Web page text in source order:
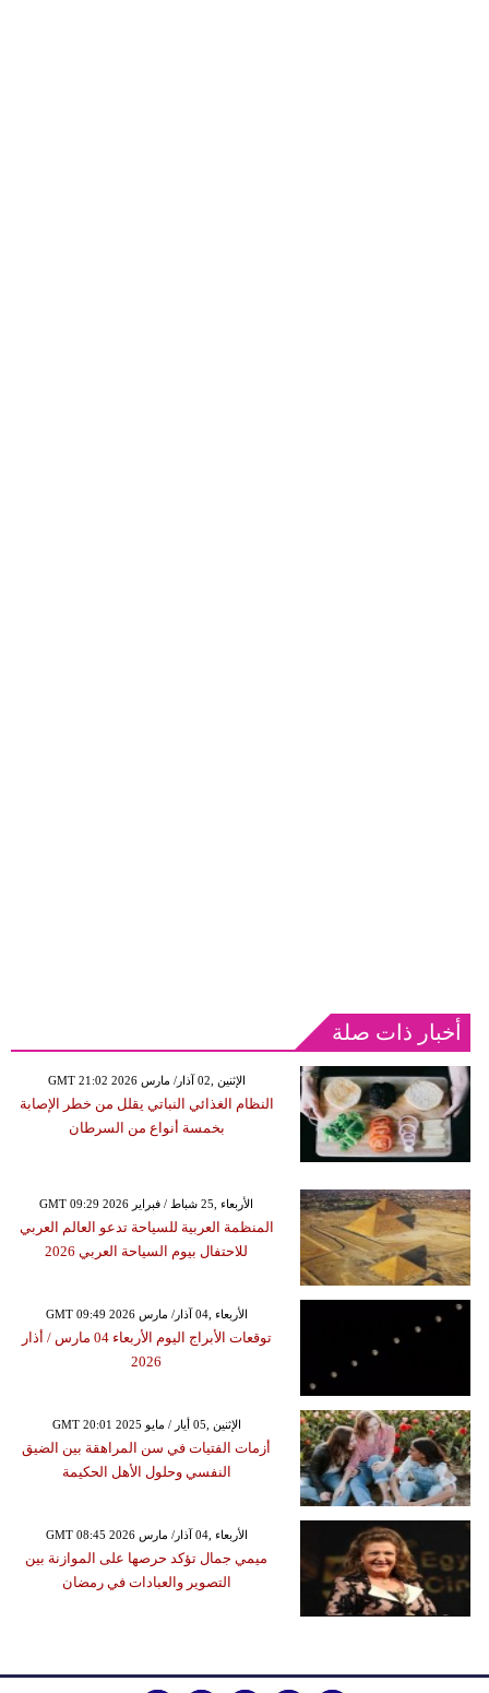
أخبار ذات صلة
GMT 21:02 2026 الإثنين ,02 آذار/ مارس
النظام الغذائي النباتي يقلل من خطر الإصابة
بخمسة أنواع من السرطان
GMT 09:29 2026 الأربعاء ,25 شباط / فبراير
المنظمة العربية للسياحة تدعو العالم العربي
للاحتفال بيوم السياحة العربي 2026
GMT 09:49 2026 الأربعاء ,04 آذار/ مارس
توقعات الأبراج اليوم الأربعاء 04 مارس / أذار
2026
GMT 20:01 2025 الإثنين ,05 أيار / مايو
أزمات الفتيات في سن المراهقة بين الضيق
النفسي وحلول الأهل الحكيمة
GMT 08:45 2026 الأربعاء ,04 آذار/ مارس
ميمي جمال تؤكد حرصها على الموازنة بين
التصوير والعبادات في رمضان